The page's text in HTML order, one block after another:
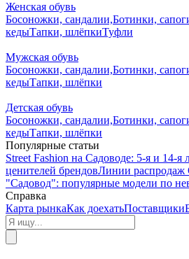
Женская обувь
Босоножки, сандалии,Ботинки,
кедыТапки, шлёпкиТуфли
Мужская обувь
Босоножки, сандалии,Ботинки,
кедыТапки, шлёпки
Детская обувь
Босоножки, сандалии,Ботинки,
кедыТапки, шлёпки
Популярные статьи
Street Fashion на Садоводе: 5-я и 14-
ценителей брендовЛинии
"Садовод": популярные модели по
Справка
Карта рынкаКак доехатьПоставщики